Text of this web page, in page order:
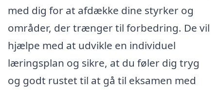
med dig for at afdække dine styrker og
områder, der trænger til forbedring. De vil
hjælpe med at udvikle en individuel
læringsplan og sikre, at du føler dig tryg
og godt rustet til at gå til eksamen med